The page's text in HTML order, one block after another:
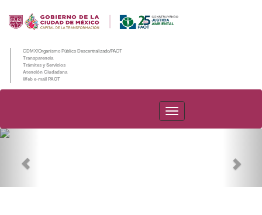
CDMX/Organismo Público Descentralizado/PAOT
Transparencia
Trámites y Servicios
Atención Ciudadana
Web e-mail PAOT
PAOT